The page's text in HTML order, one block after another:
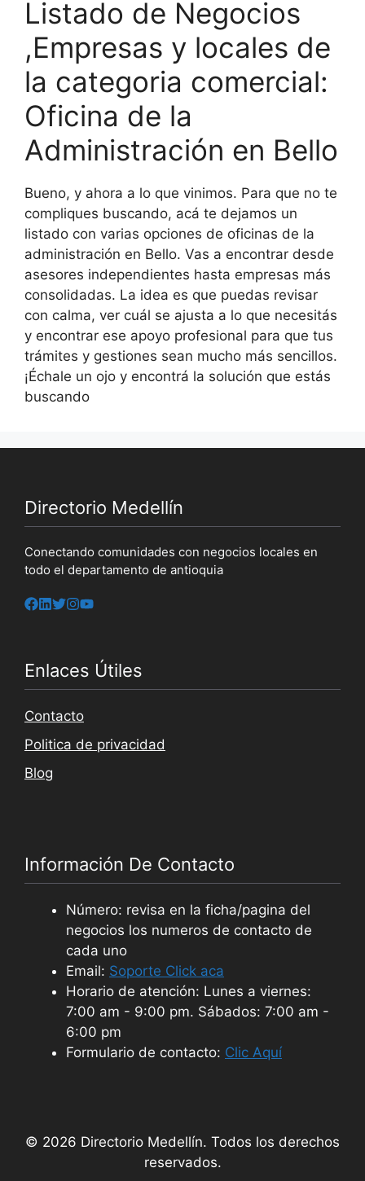
Listado de Negocios
,Empresas y locales de
la categoria comercial:
Oficina de la
Administración en Bello
Bueno, y ahora a lo que vinimos. Para que no te
compliques buscando, acá te dejamos un
listado con varias opciones de oficinas de la
administración en Bello. Vas a encontrar desde
asesores independientes hasta empresas más
consolidadas. La idea es que puedas revisar
con calma, ver cuál se ajusta a lo que necesitás
y encontrar ese apoyo profesional para que tus
trámites y gestiones sean mucho más sencillos.
¡Échale un ojo y encontrá la solución que estás
buscando
Directorio Medellín
Conectando comunidades con negocios locales en
todo el departamento de antioquia
Enlaces Útiles
Contacto
Politica de privacidad
Blog
Información De Contacto
Número: revisa en la ficha/pagina del
negocios los numeros de contacto de
cada uno
Email: Soporte Click aca
Horario de atención: Lunes a viernes:
7:00 am - 9:00 pm. Sábados: 7:00 am -
6:00 pm
Formulario de contacto: Clic Aquí
© 2026 Directorio Medellín. Todos los derechos
reservados.